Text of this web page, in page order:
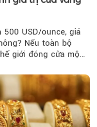
500 USD/ounce, giá
Nếu toàn bộ
giới đóng cửa một